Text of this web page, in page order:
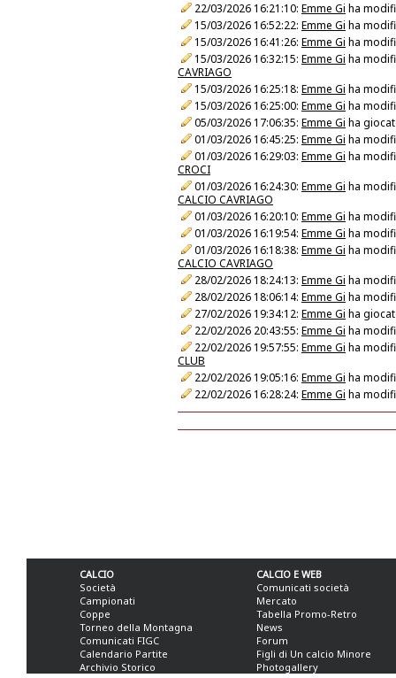
22/03/2026 16:21:10: Emme Gi ha
15/03/2026 16:52:22: Emme Gi ha
15/03/2026 16:41:26: Emme Gi ha
15/03/2026 16:32:15: Emme Gi ha
CAVRIAGO
15/03/2026 16:25:18: Emme Gi ha
15/03/2026 16:25:00: Emme Gi ha
05/03/2026 17:06:35: Emme Gi ha
01/03/2026 16:45:25: Emme Gi ha
01/03/2026 16:29:03: Emme Gi ha
CROCI
01/03/2026 16:24:30: Emme Gi ha
CALCIO CAVRIAGO
01/03/2026 16:20:10: Emme Gi ha
01/03/2026 16:19:54: Emme Gi ha
01/03/2026 16:18:38: Emme Gi ha
CALCIO CAVRIAGO
28/02/2026 18:24:13: Emme Gi ha
28/02/2026 18:06:14: Emme Gi ha
27/02/2026 19:34:12: Emme Gi ha
22/02/2026 20:43:55: Emme Gi ha
22/02/2026 19:57:55: Emme Gi ha
CLUB
22/02/2026 19:05:16: Emme Gi ha
22/02/2026 16:28:24: Emme Gi ha
CALCIO
Società
Campionati
Coppe
Torneo della Montagna
Comunicati FIGC
Calendario Partite
Archivio Storico
CALCIO E WEB
Comunicati società
Mercato
Tabella Promo-Retro
News
Forum
Figli di Un calcio Minore
Photogallery